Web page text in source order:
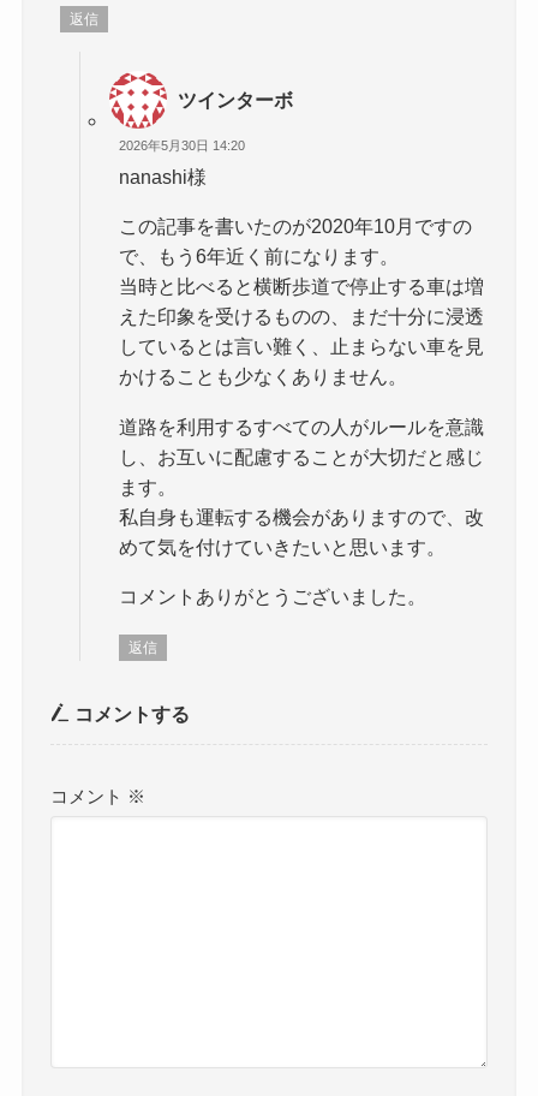
返信
ツインターボ
2026年5月30日 14:20
nanashi様
この記事を書いたのが2020年10月ですの
で、もう6年近く前になります。
当時と比べると横断歩道で停止する車は増
えた印象を受けるものの、まだ十分に浸透
しているとは言い難く、止まらない車を見
かけることも少なくありません。
道路を利用するすべての人がルールを意識
し、お互いに配慮することが大切だと感じ
ます。
私自身も運転する機会がありますので、改
めて気を付けていきたいと思います。
コメントありがとうございました。
返信
コメントする
コメント ※